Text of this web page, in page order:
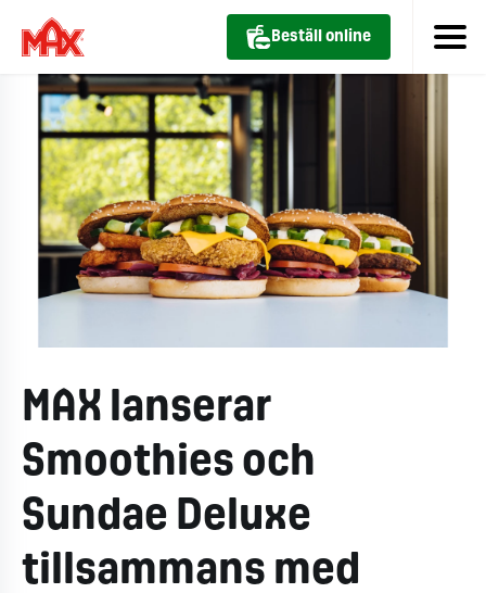
Beställ online
MAX lanserar
Smoothies och
Sundae Deluxe
tillsammans med